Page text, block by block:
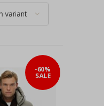
-60%
SALE